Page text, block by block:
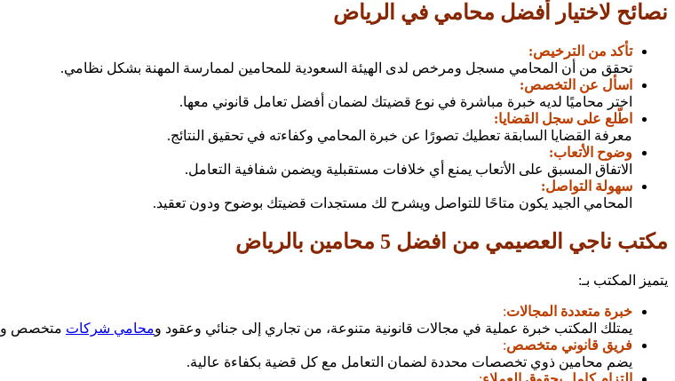
نصائح لاختيار أفضل محامي في الرياض
تأكد من الترخيص:
تحقق من أن المحامي مسجل ومرخص لدى الهيئة السعودية للمحامين لممارسة المهنة بشكل نظامي.
اسأل عن التخصص:
اختر محاميًا لديه خبرة مباشرة في نوع قضيتك لضمان أفضل تعامل قانوني معها.
اطّلع على سجل القضايا:
معرفة القضايا السابقة تعطيك تصورًا عن خبرة المحامي وكفاءته في تحقيق النتائج.
وضوح الأتعاب:
الاتفاق المسبق على الأتعاب يمنع أي خلافات مستقبلية ويضمن شفافية التعامل.
سهولة التواصل:
المحامي الجيد يكون متاحًا للتواصل ويشرح لك مستجدات قضيتك بوضوح ودون تعقيد.
مكتب ناجي العصيمي من افضل 5 محامين بالرياض
يتميز المكتب بـ:
خبرة متعددة المجالات:
يمتلك المكتب خبرة عملية في مجالات قانونية متنوعة، من تجاري إلى جنائي وعقود ومحامي شركات متخصص و
فريق قانوني متخصص:
يضم محامين ذوي تخصصات محددة لضمان التعامل مع كل قضية بكفاءة عالية.